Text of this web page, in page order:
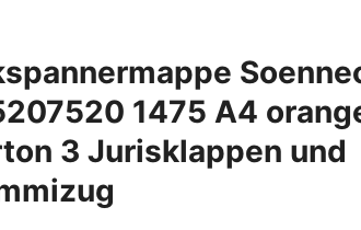
1475 A4
3 Jurisklappen und